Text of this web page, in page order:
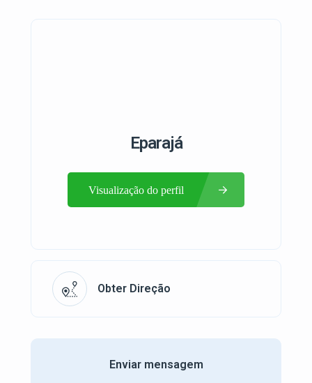
Eparajá
Visualização do perfil
Obter Direção
Enviar mensagem